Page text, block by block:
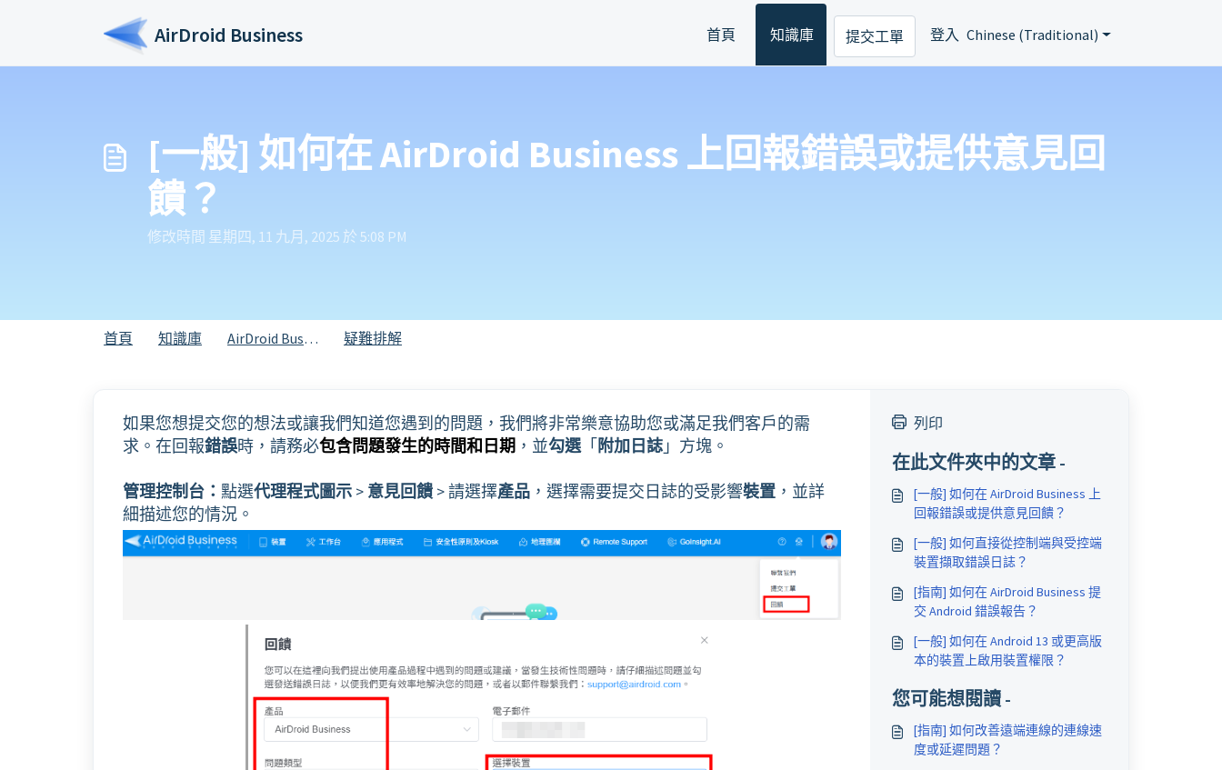
AirDroid Business 首頁 知識庫 提交工單 登入 Chinese (Traditional)
[一般] 如何在 AirDroid Business 上回報錯誤或提供意見回
饋？
修改時間 星期四, 11 九月, 2025 於 5:08 PM
首頁 知識庫 AirDroid Business 疑難排解
如果您想提交您的想法或讓我們知道您遇到的問題，我們將非常樂意協助您或滿足我們客戶的需
求。在回報錯誤時，請務必包含問題發生的時間和日期 ，並勾選「附加日誌 」方塊。
管理控制台： 點選代理程式圖示 > 意見回饋 > 請選擇產品 ，選擇需要提交日誌的受影響裝置 ，並詳
細描述您的情況。
列印
在此文件夾中的文章 -
[一般] 如何在 AirDroid Business 上
回報錯誤或提供意見回饋？
[一般] 如何直接從控制端與受控端
裝置擷取錯誤日誌？
[指南] 如何在 AirDroid Business 提
交 Android 錯誤報告？
[一般] 如何在 Android 13 或更高版
本的裝置上啟用裝置權限？
您可能想閱讀 -
[指南] 如何改善遠端連線的連線速
度或延遲問題？